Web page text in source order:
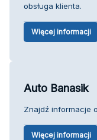
obsługa klienta.
Więcej informacji
Auto Banasik
Znajdź informacje
Więcej informacji